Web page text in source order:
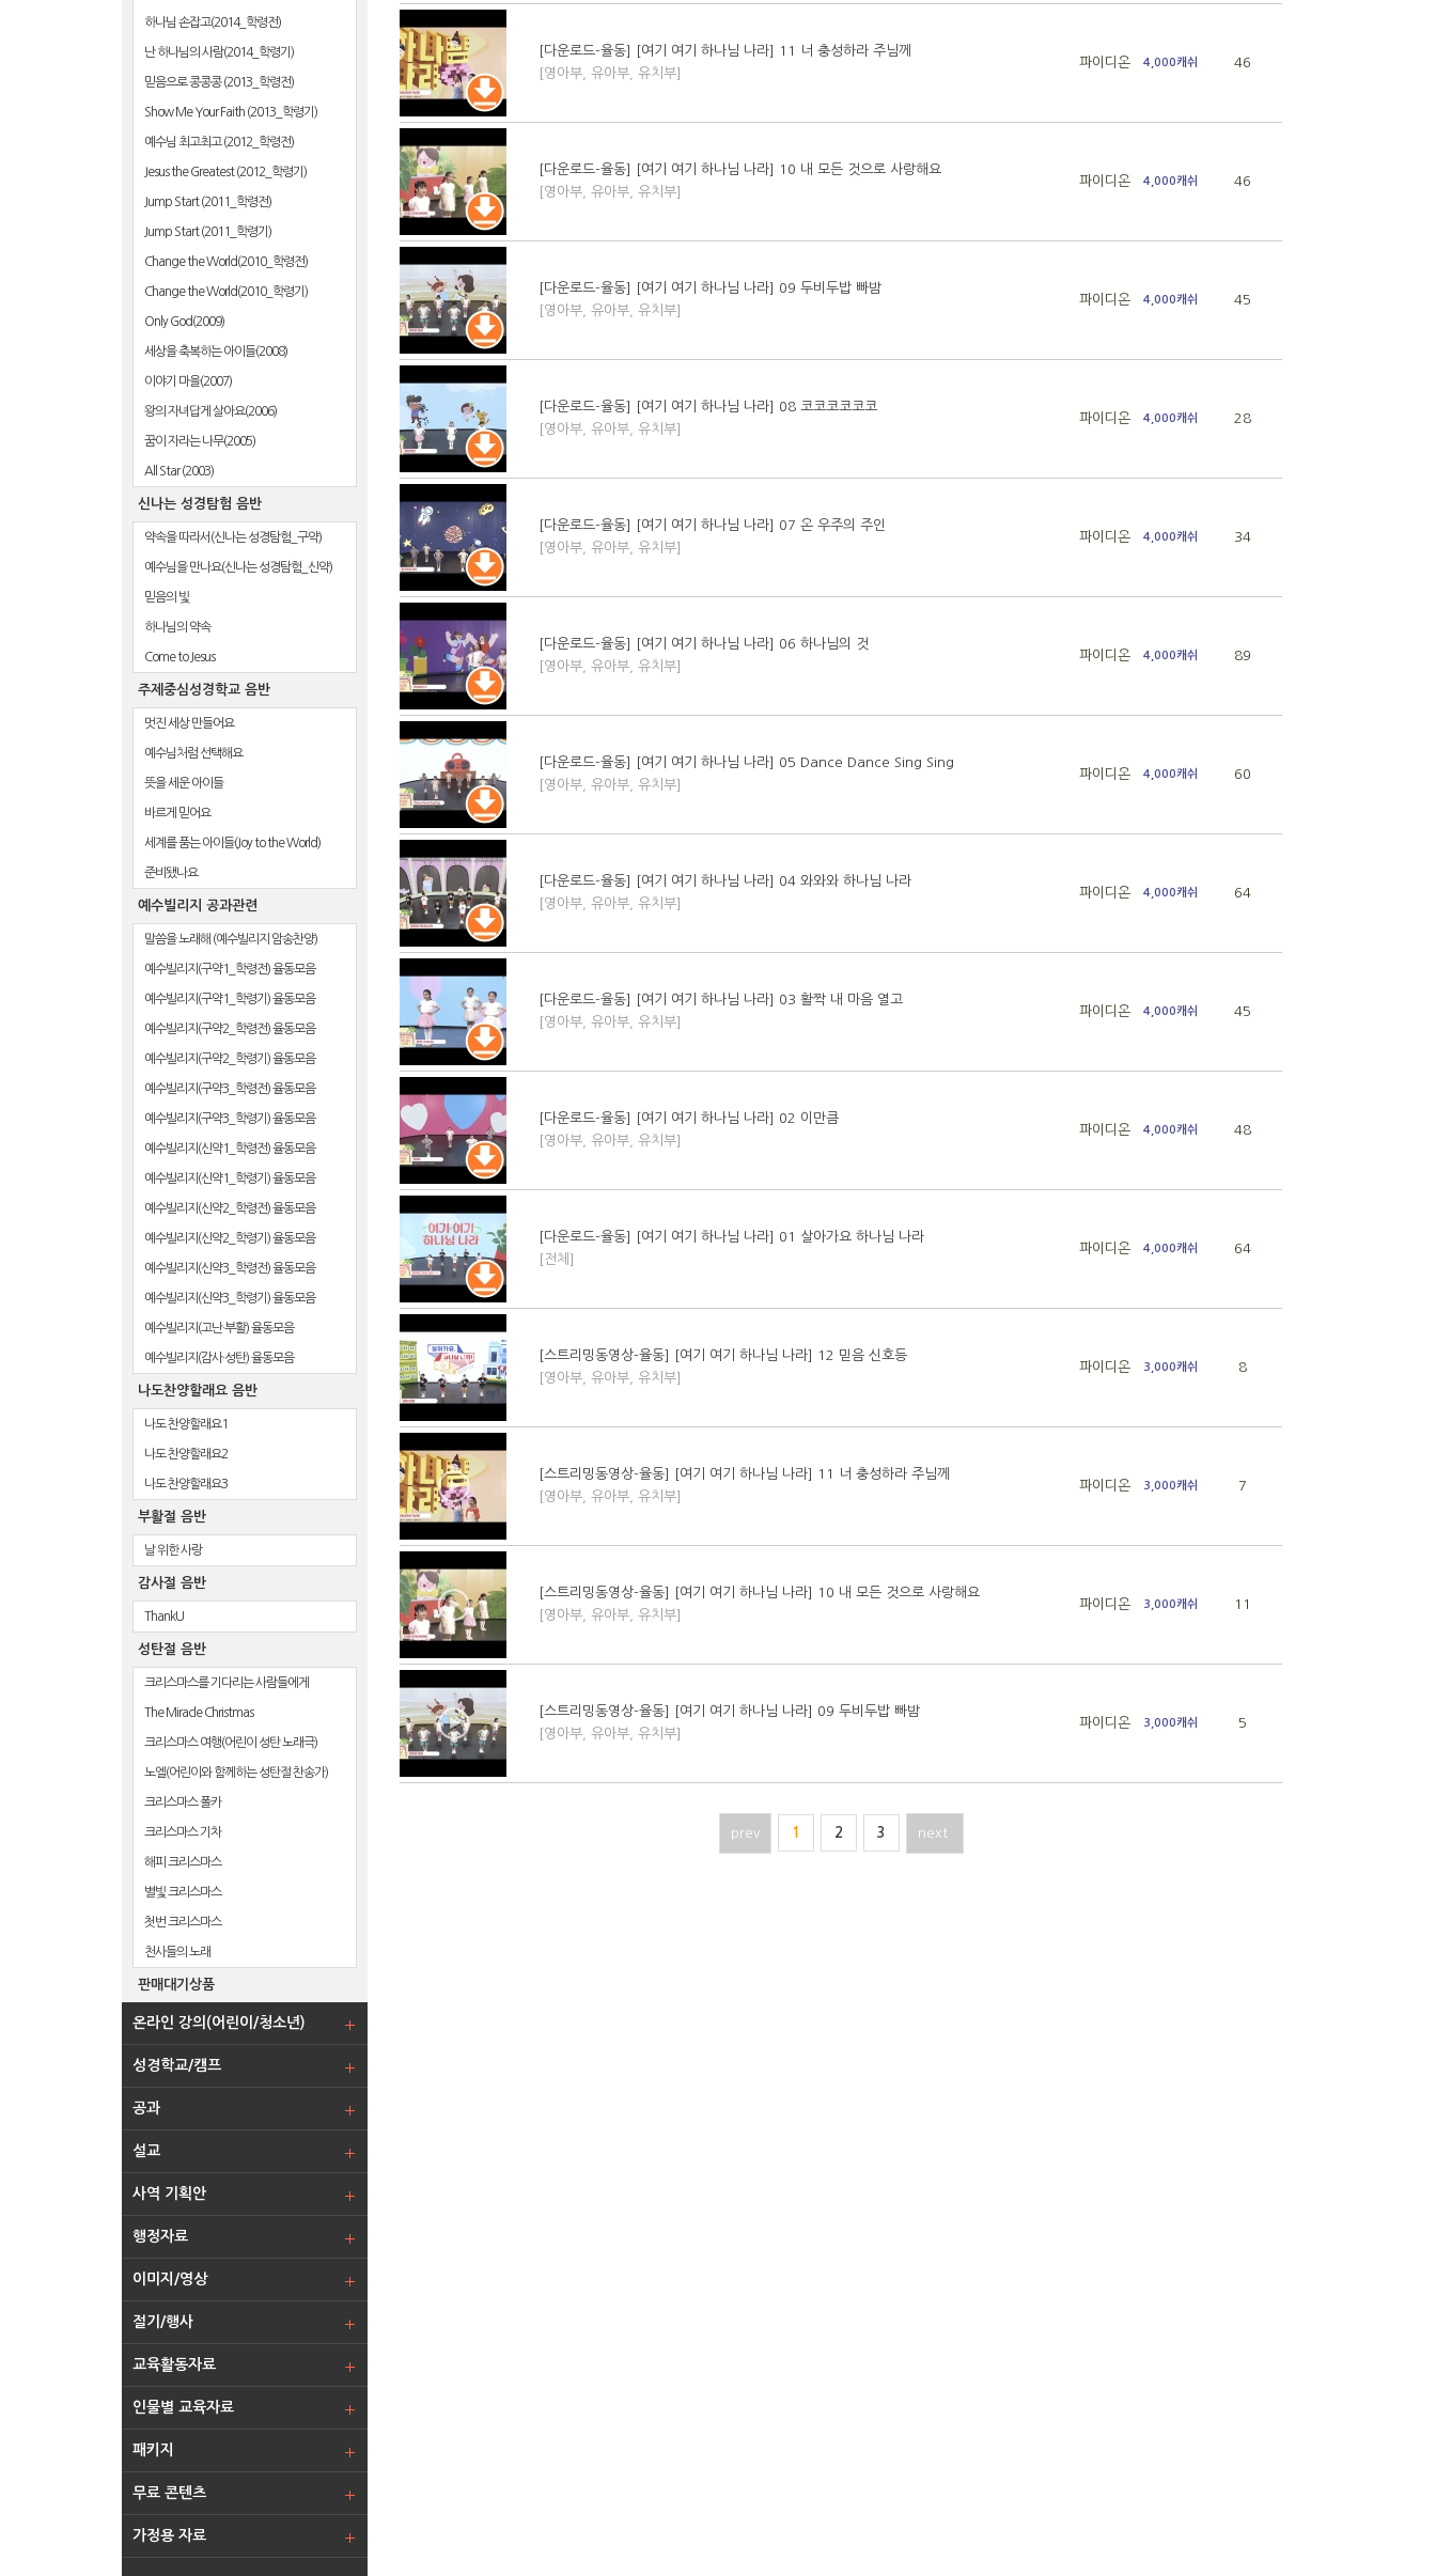
하나님 손잡고(2014_학령전)
난 하나님의 사람(2014_학령기)
믿음으로 콩콩콩 (2013_학령전)
Show Me Your Faith (2013_학령기)
예수님 최고최고 (2012_학령전)
Jesus the Greatest (2012_학령기)
Jump Start (2011_학령전)
Jump Start (2011_학령기)
Change the World(2010_학령전)
Change the World(2010_학령기)
Only God(2009)
세상을 축복하는 아이들(2008)
이야기 마을(2007)
왕의 자녀답게 살아요(2006)
꿈이 자라는 나무(2005)
All Star (2003)
신나는 성경탐험 음반
약속을 따라서(신나는 성경탐험_구약)
예수님을 만나요(신나는 성경탐험_신약)
믿음의 빛
하나님의 약속
Come to Jesus
주제중심성경학교 음반
멋진 세상 만들어요
예수님처럼 선택해요
뜻을 세운 아이들
바르게 믿어요
세계를 품는 아이들(Joy to the World)
준비됐나요
예수빌리지 공과관련
말씀을 노래해 (예수빌리지 암송찬양)
예수빌리지(구약1_학령전) 율동모음
예수빌리지(구약1_학령기) 율동모음
예수빌리지(구약2_학령전) 율동모음
예수빌리지(구약2_학령기) 율동모음
예수빌리지(구약3_학령전) 율동모음
예수빌리지(구약3_학령기) 율동모음
예수빌리지(신약1_학령전) 율동모음
예수빌리지(신약1_학령기) 율동모음
예수빌리지(신약2_학령전) 율동모음
예수빌리지(신약2_학령기) 율동모음
예수빌리지(신약3_학령전) 율동모음
예수빌리지(신약3_학령기) 율동모음
예수빌리지(고난·부활) 율동모음
예수빌리지(감사·성탄) 율동모음
나도찬양할래요 음반
나도 찬양할래요1
나도 찬양할래요2
나도 찬양할래요3
부활절 음반
날 위한 사랑
감사절 음반
ThankU
성탄절 음반
크리스마스를 기다리는 사람들에게
The Miracle Christmas
크리스마스 여행(어린이 성탄 노래극)
노엘(어린이와 함께하는 성탄절 찬송가)
크리스마스 폴카
크리스마스 기차
해피 크리스마스
별빛 크리스마스
첫번 크리스마스
천사들의 노래
판매대기상품
온라인 강의(어린이/청소년)
성경학교/캠프
공과
설교
사역 기획안
행정자료
이미지/영상
절기/행사
교육활동자료
인물별 교육자료
패키지
무료 콘텐츠
가정용 자료
[다운로드-율동] [여기 여기 하나님 나라] 11 너 충성하라 주님께
[영아부, 유아부, 유치부]
파이디온 4,000캐쉬 46
[다운로드-율동] [여기 여기 하나님 나라] 10 내 모든 것으로 사랑해요
[영아부, 유아부, 유치부]
파이디온 4,000캐쉬 46
[다운로드-율동] [여기 여기 하나님 나라] 09 두비두밥 빠밤
[영아부, 유아부, 유치부]
파이디온 4,000캐쉬 45
[다운로드-율동] [여기 여기 하나님 나라] 08 코코코코코코
[영아부, 유아부, 유치부]
파이디온 4,000캐쉬 28
[다운로드-율동] [여기 여기 하나님 나라] 07 온 우주의 주인
[영아부, 유아부, 유치부]
파이디온 4,000캐쉬 34
[다운로드-율동] [여기 여기 하나님 나라] 06 하나님의 것
[영아부, 유아부, 유치부]
파이디온 4,000캐쉬 89
[다운로드-율동] [여기 여기 하나님 나라] 05 Dance Dance Sing Sing
[영아부, 유아부, 유치부]
파이디온 4,000캐쉬 60
[다운로드-율동] [여기 여기 하나님 나라] 04 와와와 하나님 나라
[영아부, 유아부, 유치부]
파이디온 4,000캐쉬 64
[다운로드-율동] [여기 여기 하나님 나라] 03 활짝 내 마음 열고
[영아부, 유아부, 유치부]
파이디온 4,000캐쉬 45
[다운로드-율동] [여기 여기 하나님 나라] 02 이만큼
[영아부, 유아부, 유치부]
파이디온 4,000캐쉬 48
[다운로드-율동] [여기 여기 하나님 나라] 01 살아가요 하나님 나라
[전체]
파이디온 4,000캐쉬 64
[스트리밍동영상-율동] [여기 여기 하나님 나라] 12 믿음 신호등
[영아부, 유아부, 유치부]
파이디온 3,000캐쉬 8
[스트리밍동영상-율동] [여기 여기 하나님 나라] 11 너 충성하라 주님께
[영아부, 유아부, 유치부]
파이디온 3,000캐쉬 7
[스트리밍동영상-율동] [여기 여기 하나님 나라] 10 내 모든 것으로 사랑해요
[영아부, 유아부, 유치부]
파이디온 3,000캐쉬 11
[스트리밍동영상-율동] [여기 여기 하나님 나라] 09 두비두밥 빠밤
[영아부, 유아부, 유치부]
파이디온 3,000캐쉬 5
prev 1 2 3 next